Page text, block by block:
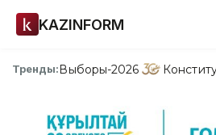
KAZINFORM
Тренды:Выборы-2026